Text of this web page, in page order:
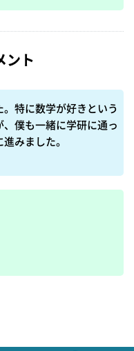
ント
特に数学が好きという
僕も一緒に学研に通っ
みました。